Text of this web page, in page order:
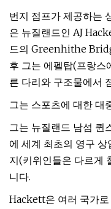
번지 점프가 제공하는
은 뉴질랜드인 AJ
드의 Greenhithe
후 그는 에펠탑(프랑스
른 다리와 구조물에서
그는 스포츠에 대한 대
그는 뉴질랜드 남섬 퀸
에 세계 최초의 영구
지(키위인들은 다르게
니다.
Hackett은 여러 국가